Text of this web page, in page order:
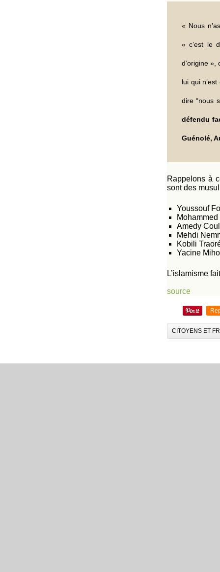
« Nous
« c’est le
d’origine »,
lui qui
dire “nous
défendu
Guénolé,
Rappelons à
sont des
Youssouf
Amedy
Mehdi
Kobili
Yacine
L’islamisme
source
CITOYENS ET